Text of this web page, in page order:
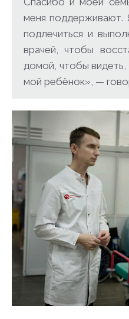
меня поддерживают.
подлечиться и
врачей, чтобы
домой, чтобы видеть,
мой ребёнок», —